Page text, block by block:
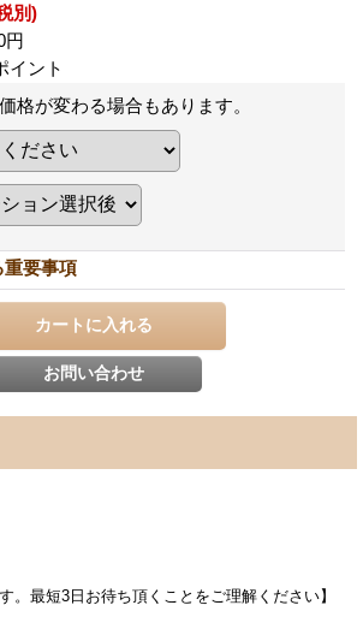
別)
円
イント
格が変わる場合もあります。
重要事項
。最短3日お待ち頂くことをご理解ください】